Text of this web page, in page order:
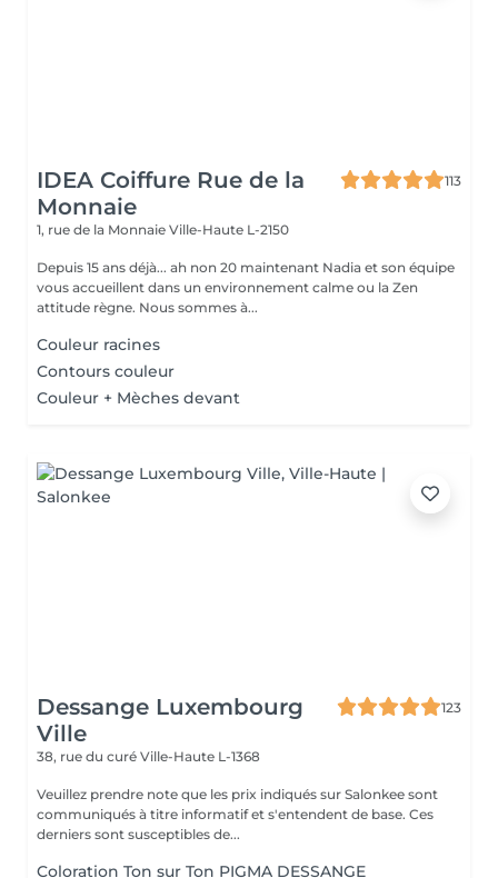
IDEA Coiffure Rue de la
Monnaie
113
1, rue de la Monnaie Ville-Haute L-2150
Depuis 15 ans déjà... ah non 20 maintenant Nadia et son équipe
vous accueillent dans un environnement calme ou la Zen
attitude règne. Nous sommes à...
Couleur racines
Contours couleur
Couleur + Mèches devant
Dessange Luxembourg
Ville
123
38, rue du curé Ville-Haute L-1368
Veuillez prendre note que les prix indiqués sur Salonkee sont
communiqués à titre informatif et s'entendent de base. Ces
derniers sont susceptibles de...
Coloration Ton sur Ton PIGMA DESSANGE